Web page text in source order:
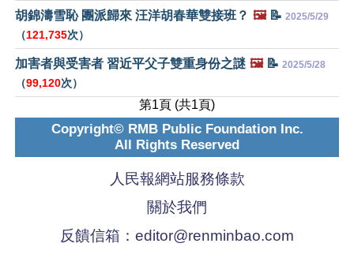
胡錦濤雪恥 團派歸來 汪洋胡春華雙接班？ 🖼️📝 2025/5/29
（121,735次）
加害者與受害者 習近平父子雙重身份之謎 🖼️📝 2025/5/28
（99,120次）
第1頁 (共1頁)
Copyright© RMB Public Foundation Inc.
All Rights Reserved
人民報網站服務條款
關於我們
反饋信箱： editor@renminbao.com